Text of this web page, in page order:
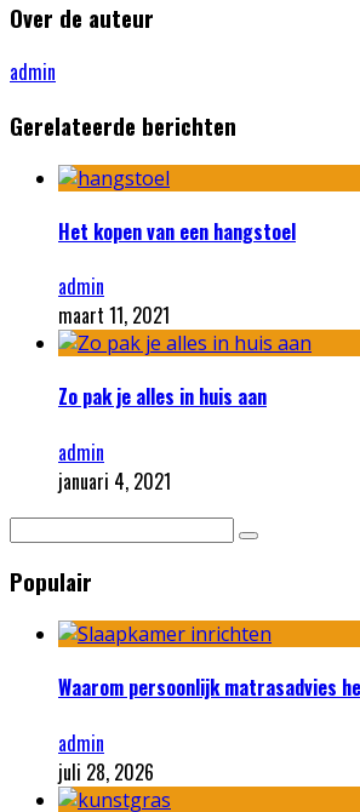
Over de auteur
admin
Gerelateerde berichten
Het kopen van een hangstoel
admin
maart 11, 2021
Zo pak je alles in huis aan
admin
januari 4, 2021
Populair
Waarom persoonlijk matrasadvies
admin
juli 28, 2026